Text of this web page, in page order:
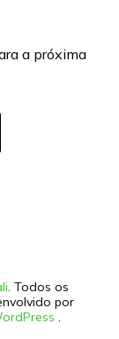
a próxima
. Todos os
por